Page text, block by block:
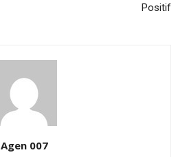
Positif
Agen 007